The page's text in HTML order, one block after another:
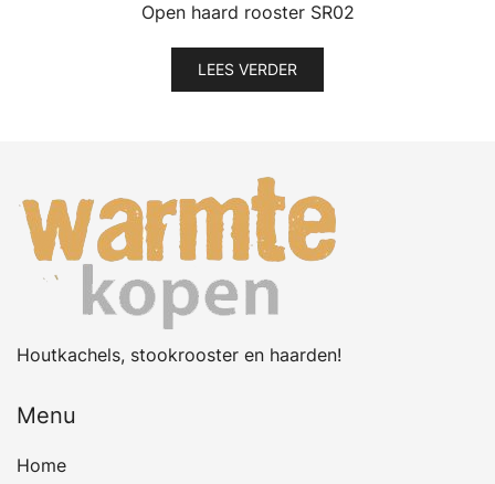
Open haard rooster SR02
LEES VERDER
Houtkachels, stookrooster en haarden!
Menu
Home